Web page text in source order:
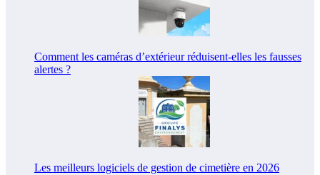
Comment les caméras d’extérieur réduisent-elles les fausses
alertes ?
Les meilleurs logiciels de gestion de cimetière en 2026